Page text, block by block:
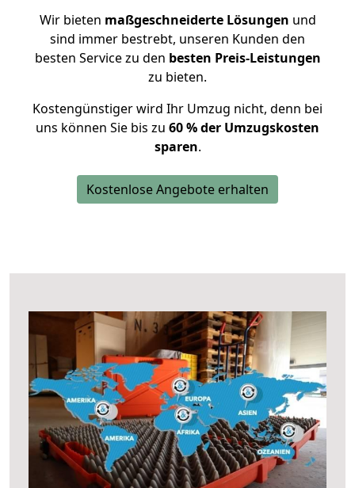
Wir bieten maßgeschneiderte Lösungen und
sind immer bestrebt, unseren Kunden den
besten Service zu den besten Preis-Leistungen
zu bieten.
Kostengünstiger wird Ihr Umzug nicht, denn bei
uns können Sie bis zu 60 % der Umzugskosten
sparen.
Kostenlose Angebote erhalten